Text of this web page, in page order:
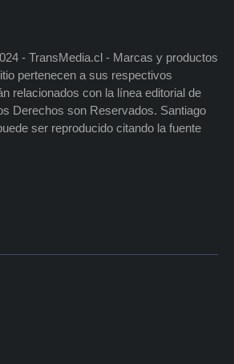
- TransMedia.cl - Marcas y productos
pertenecen a sus respectivos
relacionados con la línea editorial de
Derechos son Reservados. Santiago
ser reproducido citando la fuente